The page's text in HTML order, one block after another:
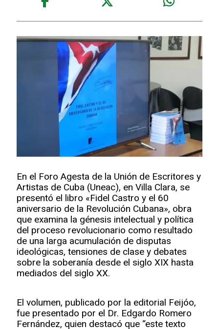
En el Foro Agesta de la Unión de Escritores y
Artistas de Cuba (Uneac), en Villa Clara, se
presentó el libro «Fidel Castro y el 60
aniversario de la Revolución Cubana», obra
que examina la génesis intelectual y política
del proceso revolucionario como resultado
de una larga acumulación de disputas
ideológicas, tensiones de clase y debates
sobre la soberanía desde el siglo XIX hasta
mediados del siglo XX.
El volumen, publicado por la editorial Feijóo,
fue presentado por el Dr. Edgardo Romero
Fernández, quien destacó que “este texto